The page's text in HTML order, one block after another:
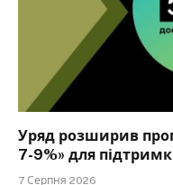
Уряд розширив
7-9%» для
7 Серпня 2026